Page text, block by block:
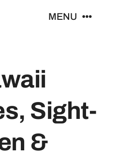
MENU
Sight-
&